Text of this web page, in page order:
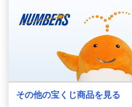
その他の宝くじ商品を見る